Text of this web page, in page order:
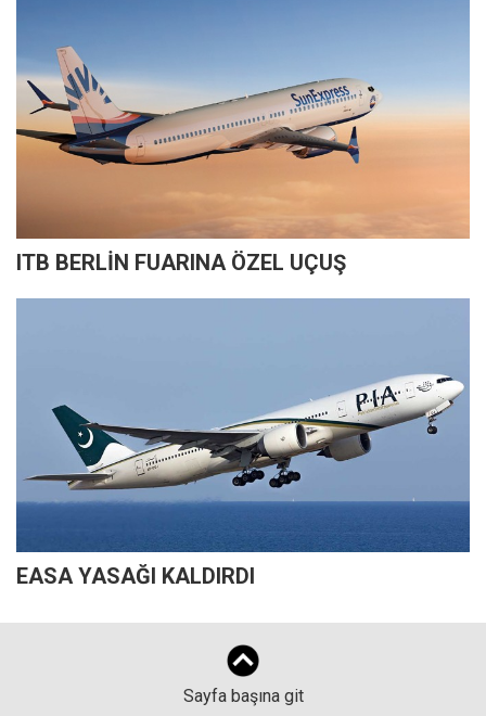
ITB BERLİN FUARINA ÖZEL UÇUŞ
EASA YASAĞI KALDIRDI
Sayfa başına git